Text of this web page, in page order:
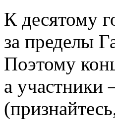
К десятому
за пределы
Поэтому
а участники